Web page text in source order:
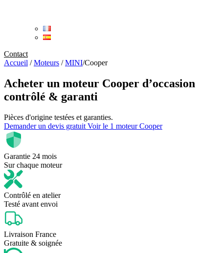
Contact
Accueil / Moteurs / MINI/Cooper
Acheter un moteur Cooper d’occasion
contrôlé & garanti
Pièces d'origine testées et garanties.
Demander un devis gratuit Voir le 1 moteur Cooper
Garantie 24 mois
Sur chaque moteur
Contrôlé en atelier
Testé avant envoi
Livraison France
Gratuite & soignée